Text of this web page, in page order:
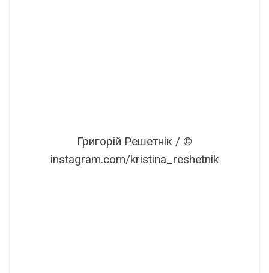
Григорій Решетнік / ©
instagram.com/kristina_reshetnik